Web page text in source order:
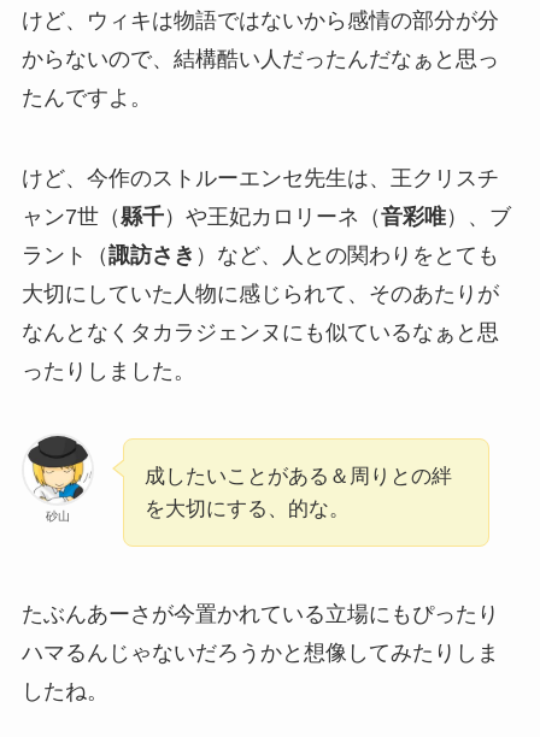
けど、ウィキは物語ではないから感情の部分が分
からないので、結構酷い人だったんだなぁと思っ
たんですよ。
けど、今作のストルーエンセ先生は、王クリスチ
ャン7世（縣千）や王妃カロリーネ（音彩唯）、ブ
ラント（諏訪さき ）など、人との関わりをとても
大切にしていた人物に感じられて、そのあたりが
なんとなくタカラジェンヌにも似ているなぁと思
ったりしました。
砂山
成したいことがある＆周りとの絆
を大切にする、的な。
たぶんあーさが今置かれている立場にもぴったり
ハマるんじゃないだろうかと想像してみたりしま
したね。